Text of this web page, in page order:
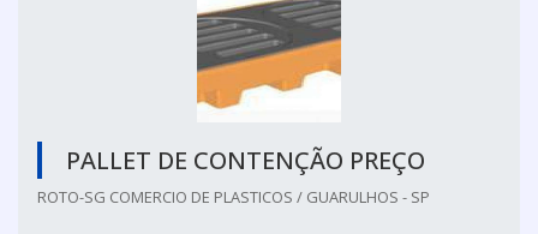
PALLET DE CONTENÇÃO PREÇO
ROTO-SG COMERCIO DE PLASTICOS / GUARULHOS - SP